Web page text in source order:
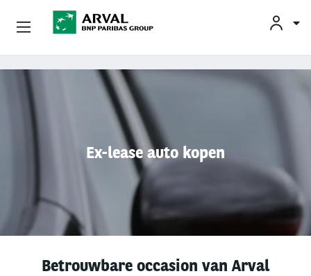
Overslaan en naar de inhoud gaan
Ex-lease auto kopen
Betrouwbare occasion van Arval
Zakelijk Leasen
Klantenservice